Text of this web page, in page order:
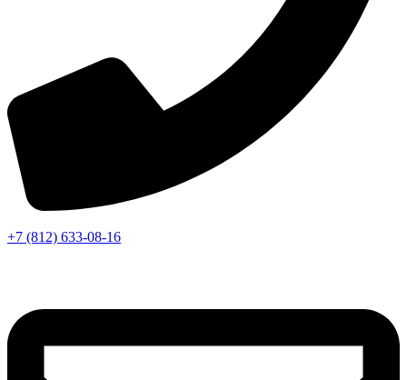
+7 (812) 633-08-16